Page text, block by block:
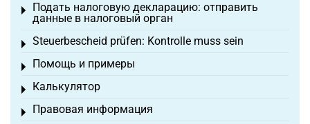
Подать налоговую декларацию: отправить
данные в налоговый орган
Toggle menu
Steuerbescheid prüfen: Kontrolle muss sein
Toggle menu
Помощь и примеры
Toggle menu
Калькулятор
Toggle menu
Правовая информация
Toggle menu